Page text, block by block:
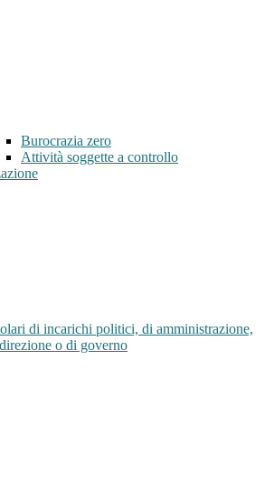
Burocrazia zero
Attività soggette a controllo
di incarichi politici, di amministrazione,
o di governo